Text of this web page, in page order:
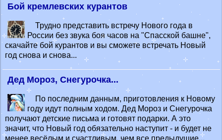
Бой кремлевских курантов
Трудно представить встречу Нового года в
России без звука боя часов на "Спасской башне",
скачайте бой курантов и вы сможете встречать Новый
год снова и снова...
Дед Мороз, Снегурочка...
По последним данным, приготовления к Новому
году идут полным ходом. Дед Мороз и Снегурочка
получают детские письма и готовят подарки. А это
значит, что Новый год обязательно наступит - и будет не
менее весёлым и счастливым, чем все предыдущие...